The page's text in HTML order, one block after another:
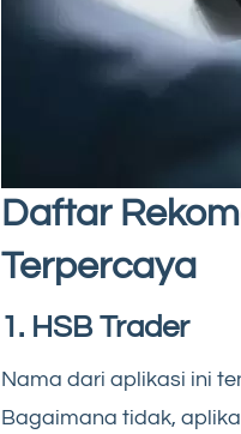
Daftar
Terpercaya
1. HSB Trader
Nama dari aplikasi ini
Bagaimana tidak,